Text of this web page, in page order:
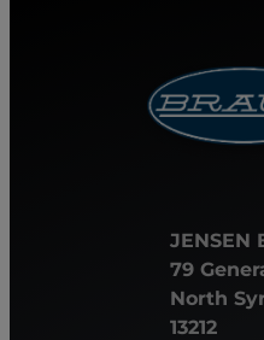
JENSEN
79
North
13212